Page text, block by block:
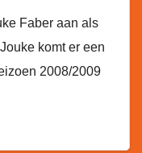
Faber aan als
komt er een
2008/2009